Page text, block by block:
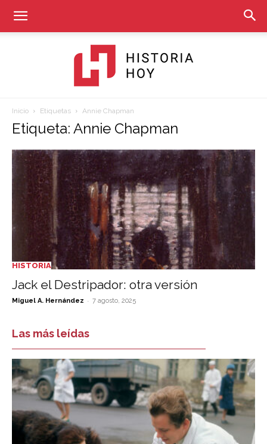
Historia
Hoy
Inicio Etiquetas Annie Chapman
Etiqueta: Annie Chapman
HISTORIA
Jack el Destripador: otra versión
Miguel A. Hernández - 7 agosto, 2025
Las más leídas